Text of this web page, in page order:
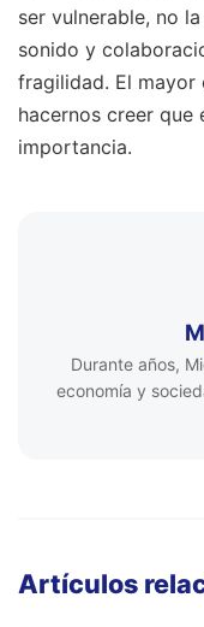
ser vulnerable, no
sonido y
fragilidad. El mayor
hacernos creer que
importancia.
Durante años,
economía y
Artículos